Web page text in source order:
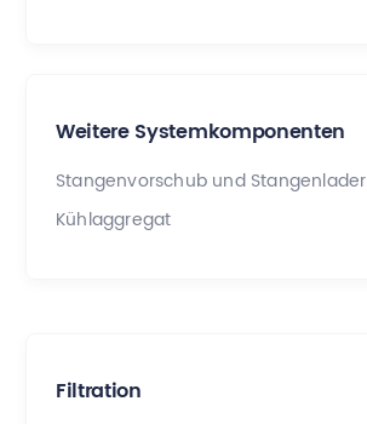
Weitere Systemkomponenten
Stangenvorschub und Stangenlader
Kühlaggregat
Filtration